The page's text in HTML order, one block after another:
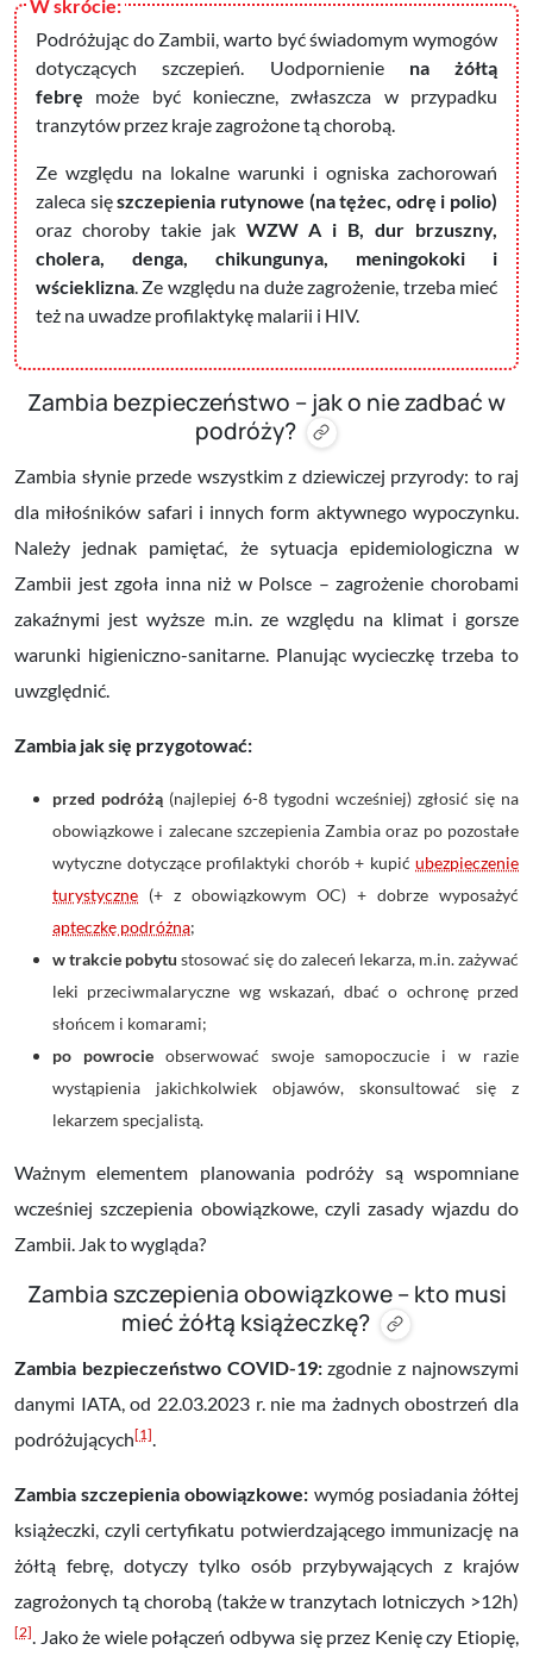
Podróżując do Zambii, warto być świadomym wymogów
dotyczących szczepień. Uodpornienie na żółtą
febrę może być konieczne, zwłaszcza w przypadku
tranzytów przez kraje zagrożone tą chorobą.
Ze względu na lokalne warunki i ogniska zachorowań
zaleca sięszczepienia rutynowe (na tężec, odrę i polio)
oraz choroby takie jak WZW A i B, dur brzuszny,
cholera, denga, chikungunya, meningokoki i
wścieklizna . Ze względu na duże zagrożenie, trzeba mieć
też na uwadze profilaktykę malarii i HIV.
Zambia bezpieczeństwo – jak o nie zadbać w
podróży?
Zambia słynie przede wszystkim z dziewiczej przyrody: to raj
dla miłośników safari i innych form aktywnego wypoczynku.
Należy jednak pamiętać, że sytuacja epidemiologiczna w
Zambii jest zgoła inna niż w Polsce – zagrożenie chorobami
zakaźnymi jest wyższe m.in. ze względu na klimat i gorsze
warunki higieniczno-sanitarne. Planując wycieczkę trzeba to
uwzględnić.
Zambia jak się przygotować:
przed podróżą (najlepiej 6-8 tygodni wcześniej) zgłosić się na
obowiązkowe i zalecane szczepienia Zambia oraz po pozostałe
wytyczne dotyczące profilaktyki chorób + kupić ubezpieczenie
turystyczne (+ z obowiązkowym OC) + dobrze wyposażyć
apteczkę podróżną;
w trakcie pobytu stosować się do zaleceń lekarza, m.in. zażywać
leki przeciwmalaryczne wg wskazań, dbać o ochronę przed
słońcem i komarami;
po powrocie obserwować swoje samopoczucie i w razie
wystąpienia jakichkolwiek objawów, skonsultować się z
lekarzem specjalistą.
Ważnym elementem planowania podróży są wspomniane
wcześniej szczepienia obowiązkowe, czyli zasady wjazdu do
Zambii. Jak to wygląda?
Zambia szczepienia obowiązkowe – kto musi
mieć żółtą książeczkę?
Zambia bezpieczeństwo COVID-19:zgodnie z najnowszymi
danymi IATA, od 22.03.2023 r. nie ma żadnych obostrzeń dla
podróżujących[1]
Zambia szczepienia obowiązkowe: wymóg posiadania żółtej
książeczki, czyli certyfikatu potwierdzającego immunizację na
żółtą febrę, dotyczy tylko osób przybywających z krajów
zagrożonych tą chorobą (także w tranzytach lotniczych >12h)
[2]
. Jako że wiele połączeń odbywa się przez Kenię czy Etiopię,